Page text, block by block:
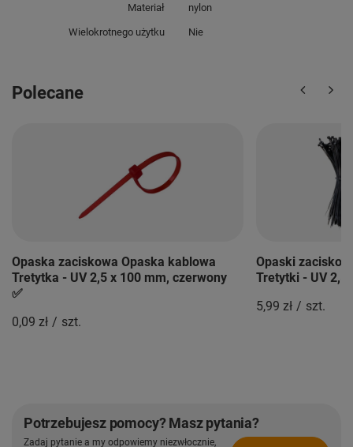
Materiał nylon
Wielokrotnego użytku Nie
Polecane
Opaska zaciskowa Opaska kablowa
Tretytka - UV 2,5 x 100 mm, czerwony
✅
0,09 zł / szt.
Opaski
Tretytki - UV 2,5
5,99 zł / szt.
Potrzebujesz pomocy? Masz pytania?
Zadaj pytanie a my odpowiemy niezwłocznie,